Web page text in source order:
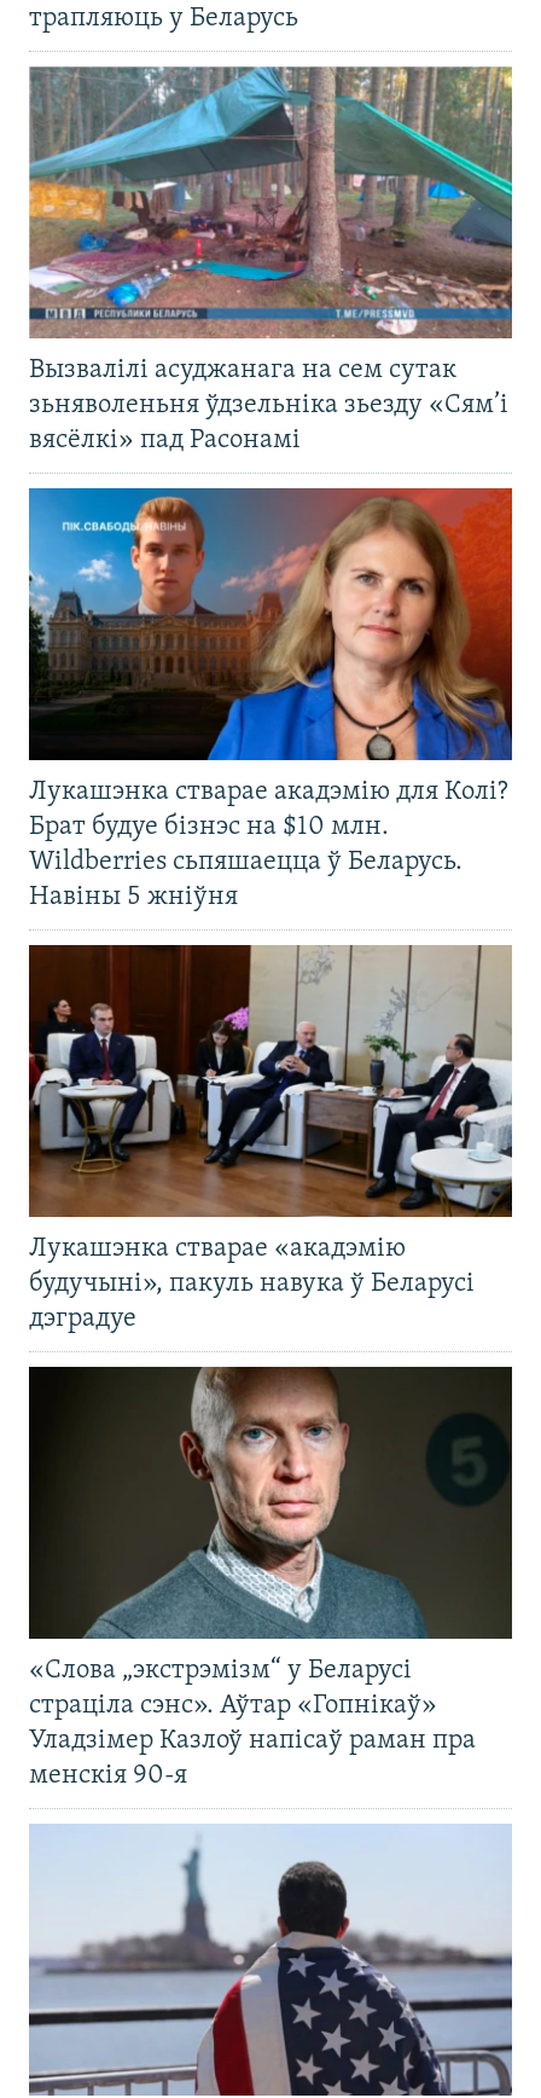
трапляюць у Беларусь
Вызвалілі асуджанага на сем сутак
зьняволеньня ўдзельніка зьезду «Сям’і
вясёлкі» пад Расонамі
Лукашэнка стварае акадэмію для Колі?
Брат будуе бізнэс на $10 млн.
Wildberries сьпяшаецца ў Беларусь.
Навіны 5 жніўня
Лукашэнка стварае «акадэмію
будучыні», пакуль навука ў Беларусі
дэградуе
«Слова „экстрэмізм“ у Беларусі
страціла сэнс». Аўтар «Гопнікаў»
Уладзімер Казлоў напісаў раман пра
менскія 90-я